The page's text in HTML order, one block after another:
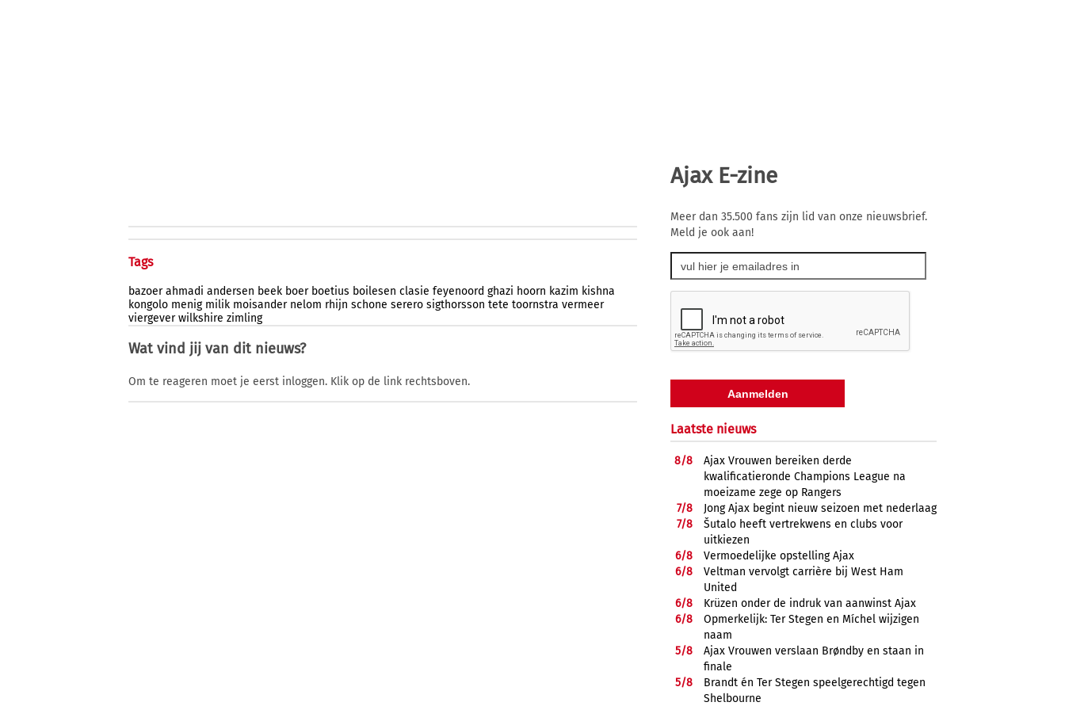
Tags
bazoer ahmadi andersen beek boer boetius boilesen clasie feyenoord ghazi hoorn kazim kishna
kongolo menig milik moisander nelom rhijn schone serero sigthorsson tete toornstra vermeer
viergever wilkshire zimling
Wat vind jij van dit nieuws?
Om te reageren moet je eerst inloggen. Klik op de link rechtsboven.
Ajax E-zine
Meer dan 35.500 fans zijn lid van onze nieuwsbrief.
Meld je ook aan!
Laatste nieuws
8/8
Ajax Vrouwen bereiken derde
kwalificatieronde Champions League na
moeizame zege op Rangers
7/8
Jong Ajax begint nieuw seizoen met nederlaag
7/8
Šutalo heeft vertrekwens en clubs voor
uitkiezen
6/8
Vermoedelijke opstelling Ajax
6/8
Veltman vervolgt carrière bij West Ham
United
6/8
Krüzen onder de indruk van aanwinst Ajax
6/8
Opmerkelijk: Ter Stegen en Míchel wijzigen
naam
5/8
Ajax Vrouwen verslaan Brøndby en staan in
finale
5/8
Brandt én Ter Stegen speelgerechtigd tegen
Shelbourne